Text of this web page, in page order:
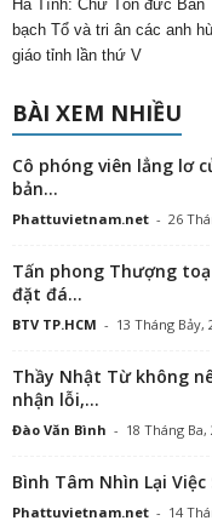
Hà Tĩnh: Chư Tôn đức
bạch Tổ và tri ân các anh
giáo tỉnh lần thứ V
BÀI XEM NHIỀU
Cô phóng viên lẳng lơ
bản...
Phattuvietnam.net - 26
Tấn phong Thượng
đặt đá...
BTV TP.HCM - 13 Tháng Bảy,
Thầy Nhật Từ không
nhận lỗi,...
Đào Văn Bình - 18 Tháng Ba,
Bình Tâm Nhìn Lại
Phattuvietnam.net - 14